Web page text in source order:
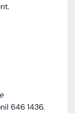
646 1436.